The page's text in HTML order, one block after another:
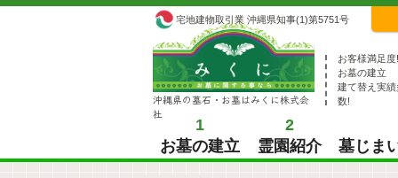
宅地建物取引業 沖縄県知事(1)第5751号
沖縄県の墓石・お墓はみくに株式会
社
お客様満足度!
お墓の建立
建て替え実績
数!
1
お墓の建立
2
霊園紹介
墓じま